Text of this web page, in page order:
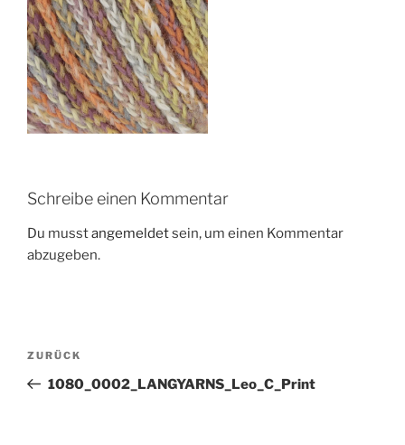
Schreibe einen Kommentar
Du musstangemeldetsein, um einen Kommentar
abzugeben.
Beitragsnavigation
Vorheriger
Beitrag
ZURÜCK
1080_0002_LANGYARNS_Leo_C_Print